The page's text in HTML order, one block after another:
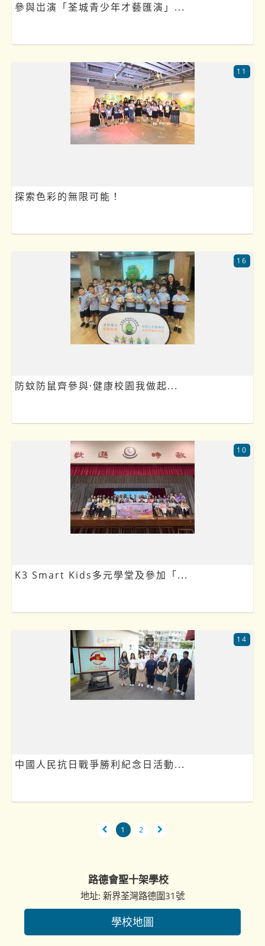
參與岀演「荃城青少年才藝匯演」...
探索色彩的無限可能！
11
防蚊防鼠齊參與·健康校園我做起...
16
K3 Smart Kids多元學堂及參加「...
10
中國人民抗日戰爭勝利紀念日活動...
14
1 2
路德會聖十架學校
地址: 新界荃灣路德圍31號
學校地圖